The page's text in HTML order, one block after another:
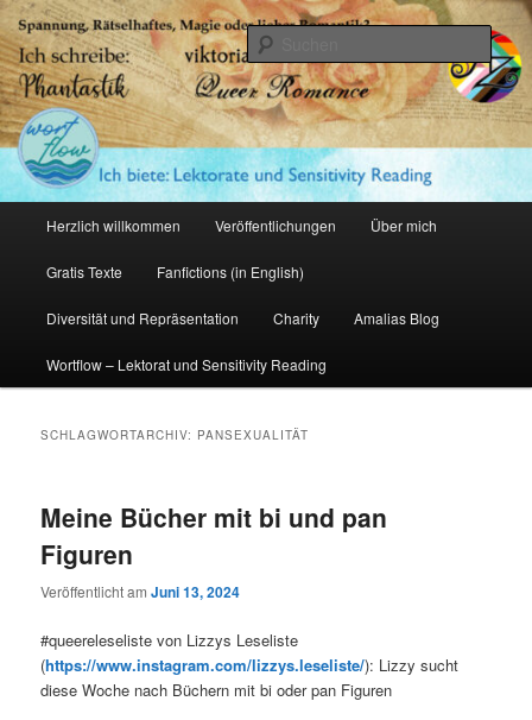
Zum
primären
Inhalt
springen
Zum
sekundären
Inhalt
springenAmalia Zeichnerin
Herzlich willkommen Veröffentlichungen Über mich
Gratis Texte Fanfictions (in English)
Diversität und Repräsentation Charity Amalias Blog
Wortflow – Lektorat und Sensitivity Reading
SCHLAGWORTARCHIV: PANSEXUALITÄT
Meine Bücher mit bi und pan
Figuren
Veröffentlicht amJuni 13, 2024
#queereleseliste von Lizzys Leseliste
(https://www.instagram.com/lizzys.leseliste/): Lizzy sucht
diese Woche nach Büchern mit bi oder pan Figuren